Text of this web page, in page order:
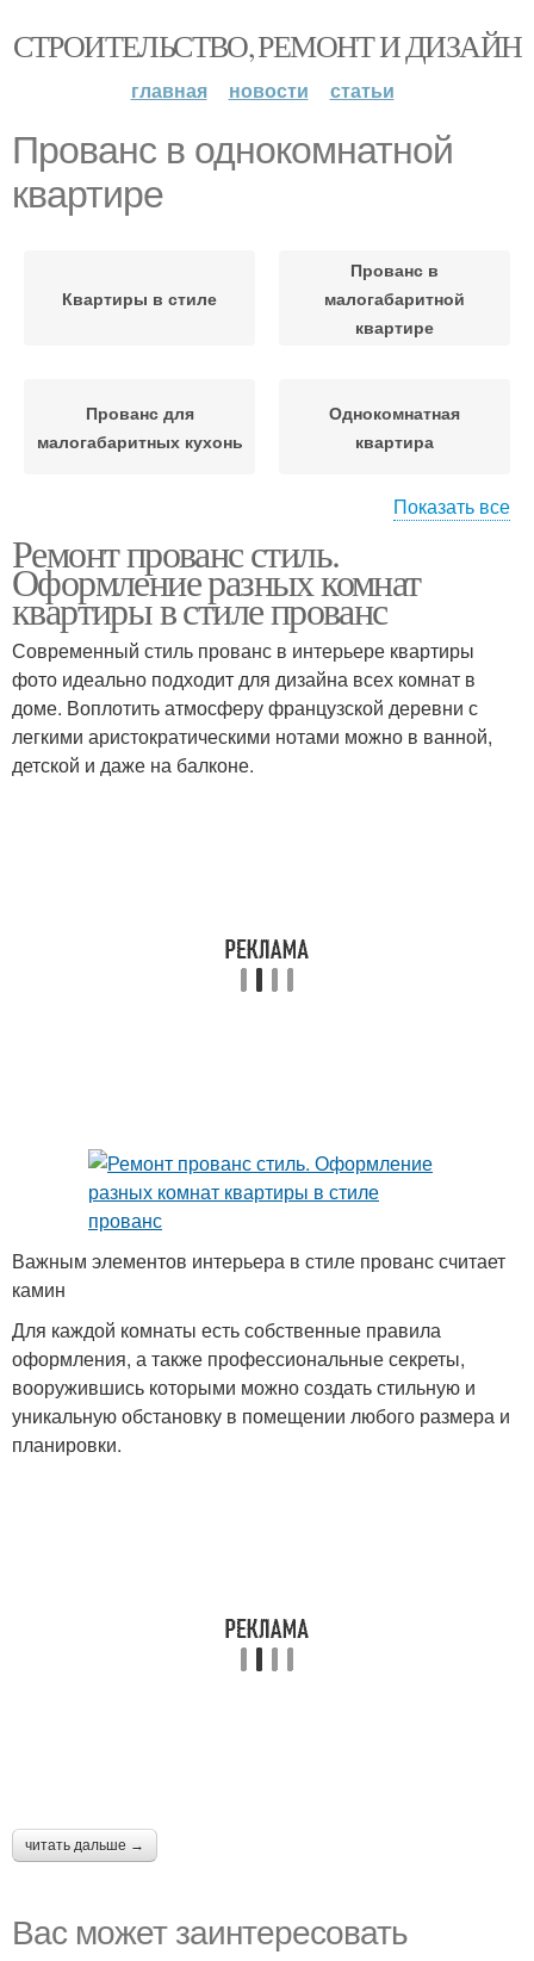
СТРОИТЕЛЬСТВО, РЕМОНТ И ДИЗАЙН
главная новости статьи
Прованс в однокомнатной
квартире
Квартиры в стиле
Прованс в
малогабаритной
квартире
Прованс для
малогабаритных кухонь
Однокомнатная
квартира
Квартира в стиле Прованс в интерьере
Показать все
Ремонт прованс стиль.
Оформление разных комнат
квартиры в стиле прованс
Современный стиль прованс в интерьере квартиры
фото идеально подходит для дизайна всех комнат в
доме. Воплотить атмосферу французской деревни с
легкими аристократическими нотами можно в ванной,
детской и даже на балконе.
Важным элементов интерьера в стиле прованс считает
камин
Для каждой комнаты есть собственные правила
оформления, а также профессиональные секреты,
вооружившись которыми можно создать стильную и
уникальную обстановку в помещении любого размера и
планировки.
читать дальше →
Вас может заинтересовать